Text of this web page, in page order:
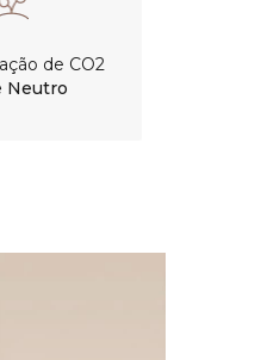
de CO2
Neutro